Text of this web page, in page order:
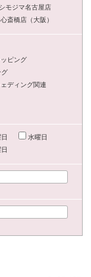
シモジマ名古屋店
斎橋店（大阪）
ッピング
グ
ェディング関連
水曜日